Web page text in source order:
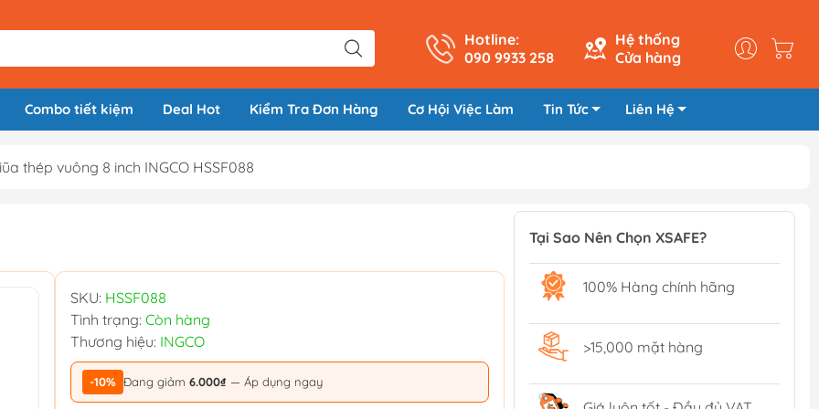
Hotline:
090 9933 258
Hệ thống
Cửa hàng
Combo tiết kiệm Deal Hot Kiểm Tra Đơn Hàng Cơ Hội Việc Làm Tin Tức Liên Hệ
thép vuông 8 inch INGCO HSSF088
SKU: HSSF088
Tình trạng: Còn hàng
Thương hiệu: INGCO
-10% Đang giảm 6.000₫ — Áp dụng ngay
Tại Sao Nên Chọn XSAFE?
100% Hàng chính hãng
>15,000 mặt hàng